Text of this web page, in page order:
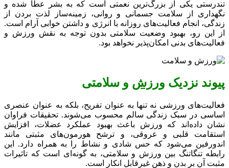
تندرستی یکی از بزرگ‌ترین نعمتی است که به بشر عطا شده و
نگهداری از سلامت جسمانی و روانی، زمینه‌ساز لذت بردن از
زندگی، انجام فعالیت‌های روزانه با انرژی و داشتن خوابی آرام است.
از این رو، بهبود وضعیت سلامتی بدون توجه به نقش ورزش و
فعالیت‌های بدنی امکان‌پذیر نخواهد بود.
پیوند نزدیک ورزش و سلامتی
فعالیت‌های ورزشی نه تنها به عنوان تفریح، بلکه به عنوان عنصری
اساسی در سبک زندگی سالم محسوب می‌شوند. تحقیقات فراوان
نشان داده‌اند که ورزش باعث بهبود عملکرد عضلات، افزایش
استقامت قلبی و عروقی، و ترشح هورمون‌های مثبتی مانند
اندورفین می‌شود که حس شادی و نشاط را به همراه دارد. این
رابطه تنگاتنگ بین ورزش و سلامتی، به گونه‌ای است که تاثیرات
مثبت آن بر بدن و ذهن غیرقابل انکار است.